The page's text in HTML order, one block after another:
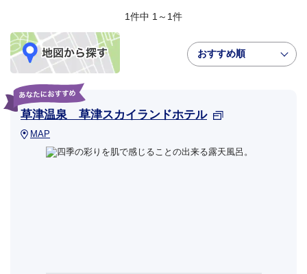
1件中 1～1件
おすすめ順
草津温泉 草津スカイランドホテル
MAP